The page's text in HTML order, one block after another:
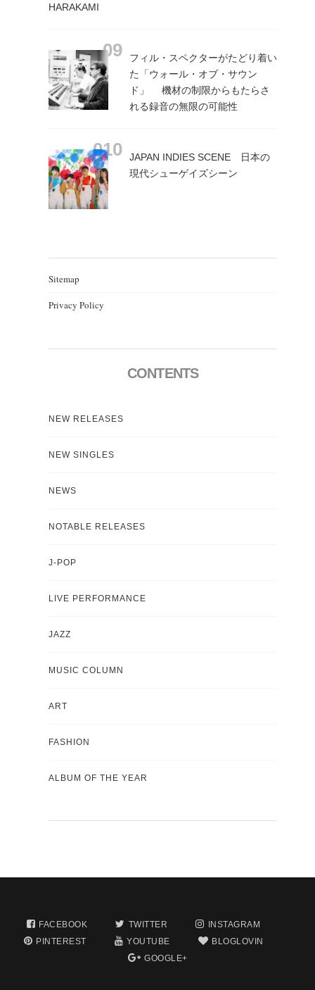
HARAKAMI
フィル・スペクターがたどり着い
た「ウォール・オブ・サウン
ド」 機材の制限からもたらさ
れる録音の無限の可能性
JAPAN INDIES SCENE 日本の
現代シューゲイズシーン
Sitemap
Privacy Policy
CONTENTS
NEW RELEASES
NEW SINGLES
NEWS
NOTABLE RELEASES
J-POP
LIVE PERFORMANCE
JAZZ
MUSIC COLUMN
ART
FASHION
ALBUM OF THE YEAR
FACEBOOK TWITTER
INSTAGRAM
PINTEREST
YOUTUBE
BLOGLOVIN
GOOGLE+